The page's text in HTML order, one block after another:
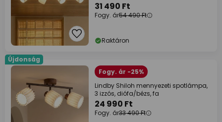
E14
31 490 Ft
Fogy. ár54 490 Ft
Raktáron
Újdonság
Fogy. ár -25%
Lindby Shiloh mennyezeti spotlámpa,
3 izzós, diófa/bézs, fa
24 990 Ft
Fogy. ár33 490 Ft